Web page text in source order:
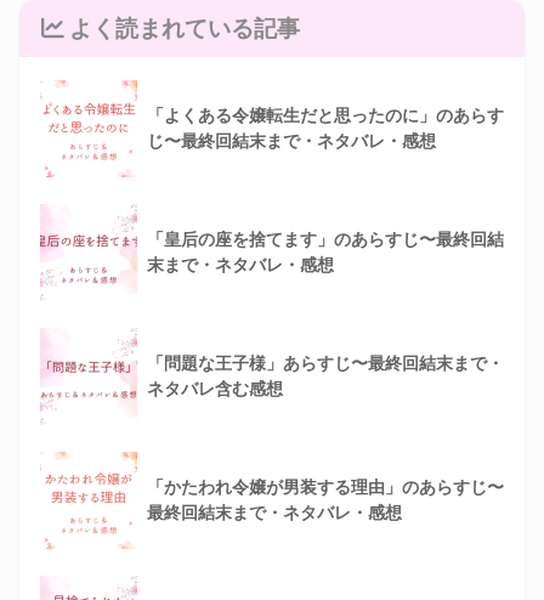
よく読まれている記事
「よくある令嬢転生だと思ったのに」のあらす
じ〜最終回結末まで・ネタバレ・感想
「皇后の座を捨てます」のあらすじ〜最終回結
末まで・ネタバレ・感想
「問題な王子様」あらすじ〜最終回結末まで・
ネタバレ含む感想
「かたわれ令嬢が男装する理由」のあらすじ〜
最終回結末まで・ネタバレ・感想